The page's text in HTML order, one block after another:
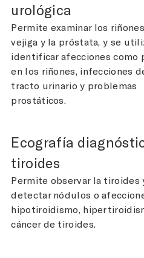
urológica
Permite examinar los
vejiga y la próstata, y se
identificar afecciones como
en los riñones, infecciones
tracto urinario y problemas
prostáticos.
Ecografía
tiroides
Permite observar la tiroides
detectar nódulos o
hipotiroidismo,
cáncer de tiroides.